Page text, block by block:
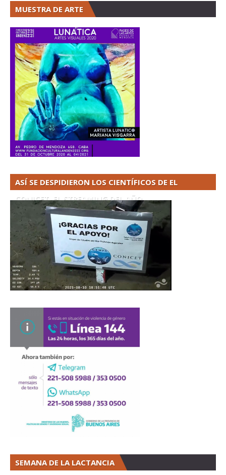
MUESTRA DE ARTE
ASÍ SE DESPIDIERON LOS CIENTÍFICOS DE EL
CONICET. EL STREAMING DEL AÑO
SEMANA DE LA LACTANCIA